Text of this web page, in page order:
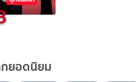
ยอดนิยม